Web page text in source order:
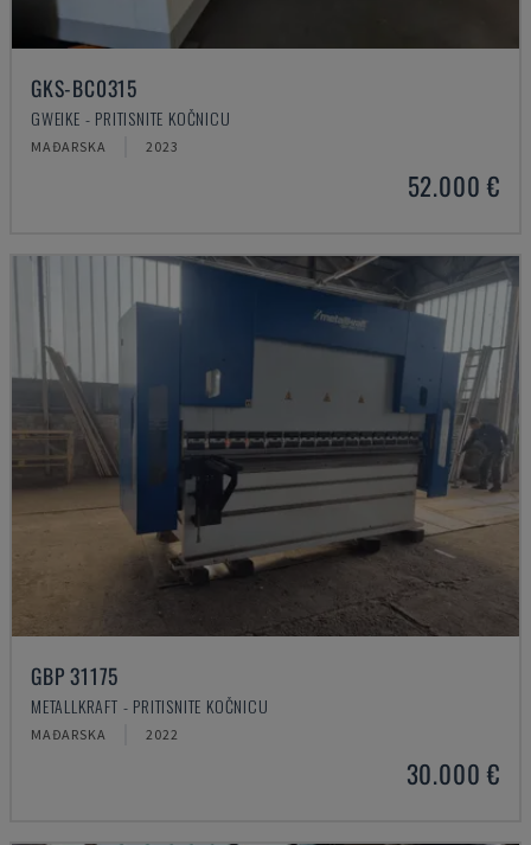
GKS-BC0315
GWEIKE - PRITISNITE KOČNICU
MAĐARSKA 2023
52.000 €
GBP 31175
METALLKRAFT - PRITISNITE KOČNICU
MAĐARSKA 2022
30.000 €